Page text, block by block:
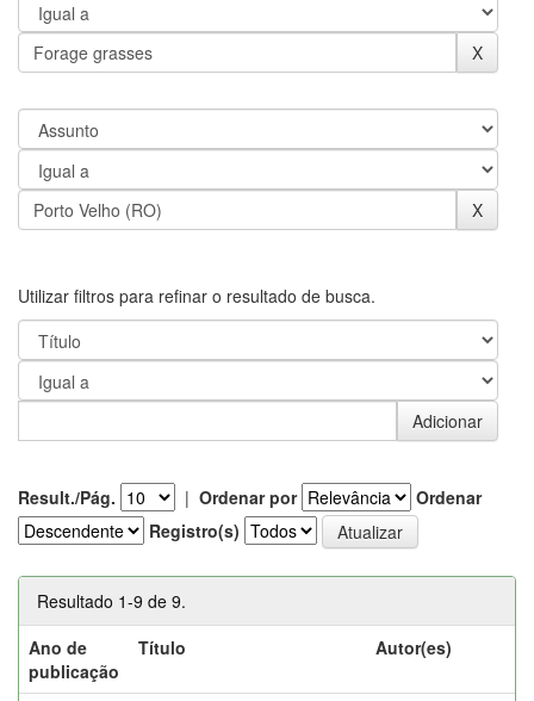
Utilizar filtros para refinar o resultado de busca.
Result./Pág. | Ordenar por
Ordenar
Registro(s)
Resultado 1-9 de 9.
Ano de
publicação
Título Autor(es)